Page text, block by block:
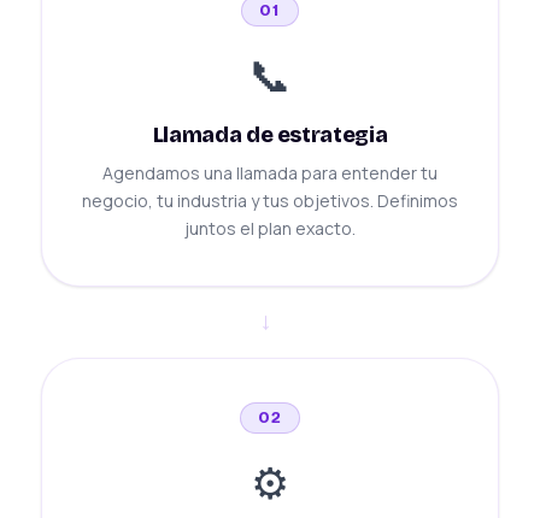
01
📞
Llamada de estrategia
Agendamos una llamada para entender tu
negocio, tu industria y tus objetivos. Definimos
juntos el plan exacto.
→
02
⚙️